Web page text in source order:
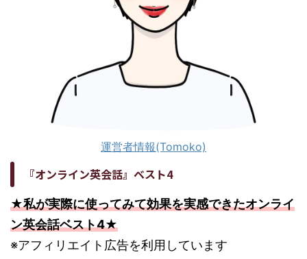
運営者情報(Tomoko)
『オンライン英会話』ベスト4
★私が実際に使ってみて効果を実感できたオンライ
ン英会話ベスト4★
※アフィリエイト広告を利用しています